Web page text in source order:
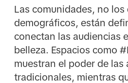
Las comunidades, no los
demográficos, están
conectan las audiencias
belleza. Espacios como
muestran el poder de las
tradicionales, mientras